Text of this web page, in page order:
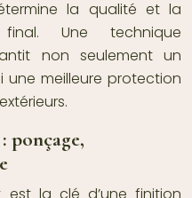
la qualité et la
Une technique
non seulement un
une meilleure protection
ponçage,
la clé d’une finition